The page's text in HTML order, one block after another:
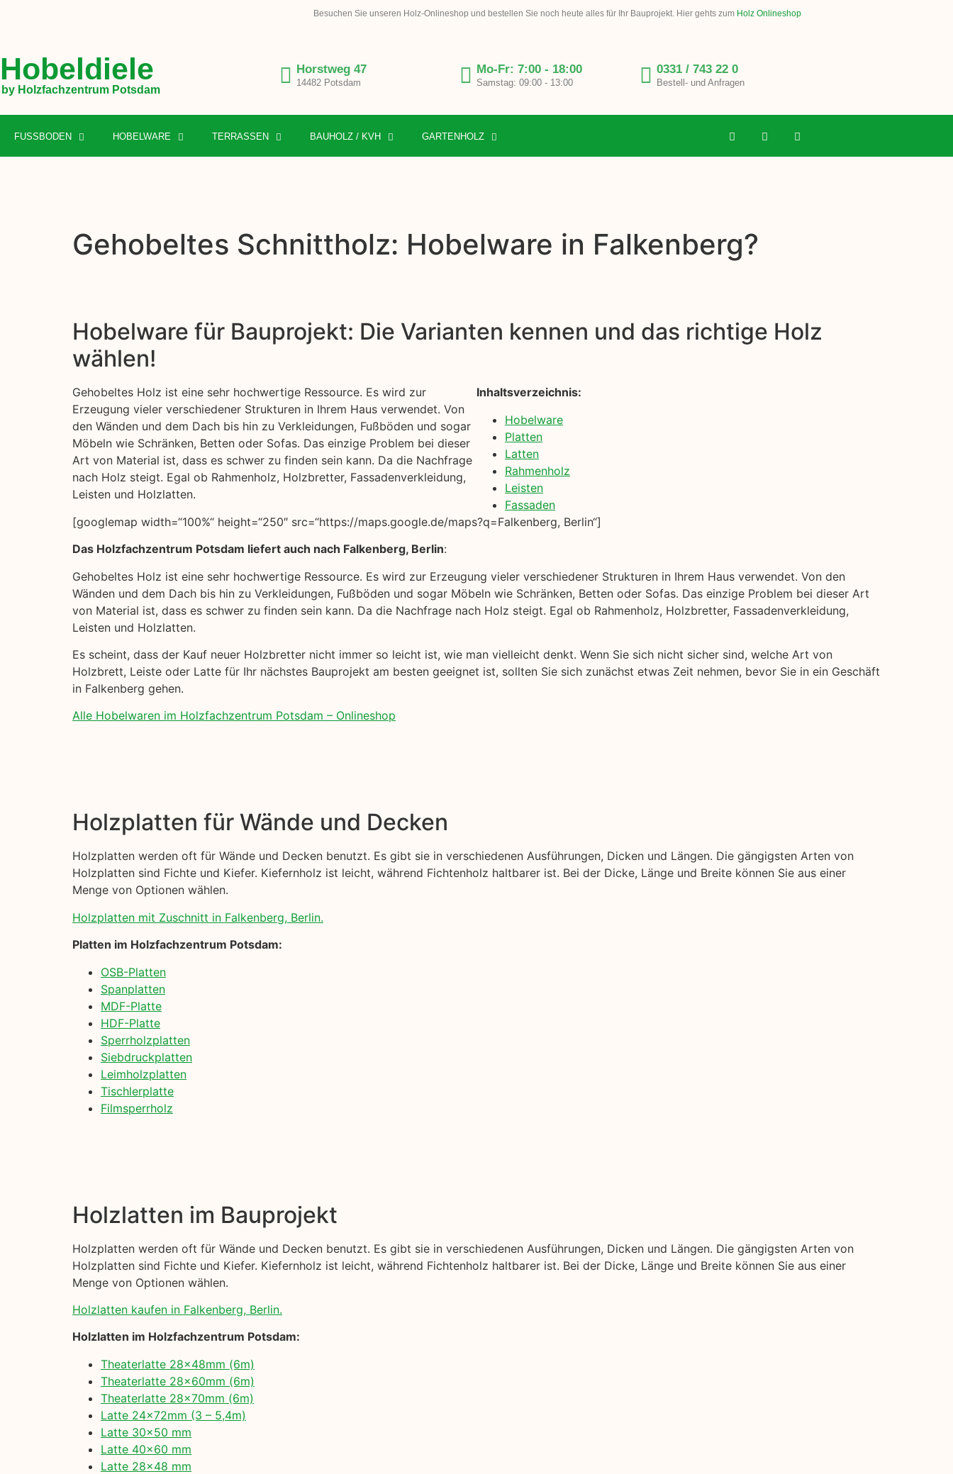
Besuchen Sie unseren Holz-Onlineshop und bestellen Sie noch heute alles für Ihr Bauprojekt. Hier gehts zum Holz Onlineshop
Hobeldiele
by Holzfachzentrum Potsdam
Horstweg 47
14482 Potsdam
Mo-Fr: 7:00 - 18:00
Samstag: 09:00 - 13:00
0331 / 743 22 0
Bestell- und Anfragen
FUSSBODEN HOBELWARE TERRASSEN BAUHOLZ / KVH GARTENHOLZ
Gehobeltes Schnittholz: Hobelware in Falkenberg?
Hobelware für Bauprojekt: Die Varianten kennen und das richtige Holz
wählen!
Gehobeltes Holz ist eine sehr hochwertige Ressource. Es wird zur
Erzeugung vieler verschiedener Strukturen in Ihrem Haus verwendet. Von
den Wänden und dem Dach bis hin zu Verkleidungen, Fußböden und sogar
Möbeln wie Schränken, Betten oder Sofas. Das einzige Problem bei dieser
Art von Material ist, dass es schwer zu finden sein kann. Da die Nachfrage
nach Holz steigt. Egal ob Rahmenholz, Holzbretter, Fassadenverkleidung,
Leisten und Holzlatten.
Inhaltsverzeichnis:
Hobelware
Platten
Latten
Rahmenholz
Leisten
Fassaden
[googlemap width=“100%“ height=“250″ src=“https://maps.google.de/maps?q=Falkenberg, Berlin“]
Das Holzfachzentrum Potsdam liefert auch nach Falkenberg, Berlin:
Gehobeltes Holz ist eine sehr hochwertige Ressource. Es wird zur Erzeugung vieler verschiedener Strukturen in Ihrem Haus verwendet. Von den
Wänden und dem Dach bis hin zu Verkleidungen, Fußböden und sogar Möbeln wie Schränken, Betten oder Sofas. Das einzige Problem bei dieser Art
von Material ist, dass es schwer zu finden sein kann. Da die Nachfrage nach Holz steigt. Egal ob Rahmenholz, Holzbretter, Fassadenverkleidung,
Leisten und Holzlatten.
Es scheint, dass der Kauf neuer Holzbretter nicht immer so leicht ist, wie man vielleicht denkt. Wenn Sie sich nicht sicher sind, welche Art von
Holzbrett, Leiste oder Latte für Ihr nächstes Bauprojekt am besten geeignet ist, sollten Sie sich zunächst etwas Zeit nehmen, bevor Sie in ein Geschäft
in Falkenberg gehen.
Alle Hobelwaren im Holzfachzentrum Potsdam – Onlineshop
Holzplatten für Wände und Decken
Holzplatten werden oft für Wände und Decken benutzt. Es gibt sie in verschiedenen Ausführungen, Dicken und Längen. Die gängigsten Arten von
Holzplatten sind Fichte und Kiefer. Kiefernholz ist leicht, während Fichtenholz haltbarer ist. Bei der Dicke, Länge und Breite können Sie aus einer
Menge von Optionen wählen.
Holzplatten mit Zuschnitt in Falkenberg, Berlin.
Platten im Holzfachzentrum Potsdam:
OSB-Platten
Spanplatten
MDF-Platte
HDF-Platte
Sperrholzplatten
Siebdruckplatten
Leimholzplatten
Tischlerplatte
Filmsperrholz
Holzlatten im Bauprojekt
Holzplatten werden oft für Wände und Decken benutzt. Es gibt sie in verschiedenen Ausführungen, Dicken und Längen. Die gängigsten Arten von
Holzplatten sind Fichte und Kiefer. Kiefernholz ist leicht, während Fichtenholz haltbarer ist. Bei der Dicke, Länge und Breite können Sie aus einer
Menge von Optionen wählen.
Holzlatten kaufen in Falkenberg, Berlin.
Holzlatten im Holzfachzentrum Potsdam:
Theaterlatte 28x48mm (6m)
Theaterlatte 28x60mm (6m)
Theaterlatte 28x70mm (6m)
Latte 24x72mm (3 – 5,4m)
Latte 30×50 mm
Latte 40×60 mm
Latte 28×48 mm